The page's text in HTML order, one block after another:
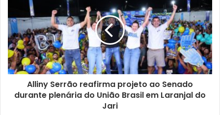
Alliny Serrão reafirma projeto ao Senado
durante plenária do União Brasil em Laranjal do
Jari